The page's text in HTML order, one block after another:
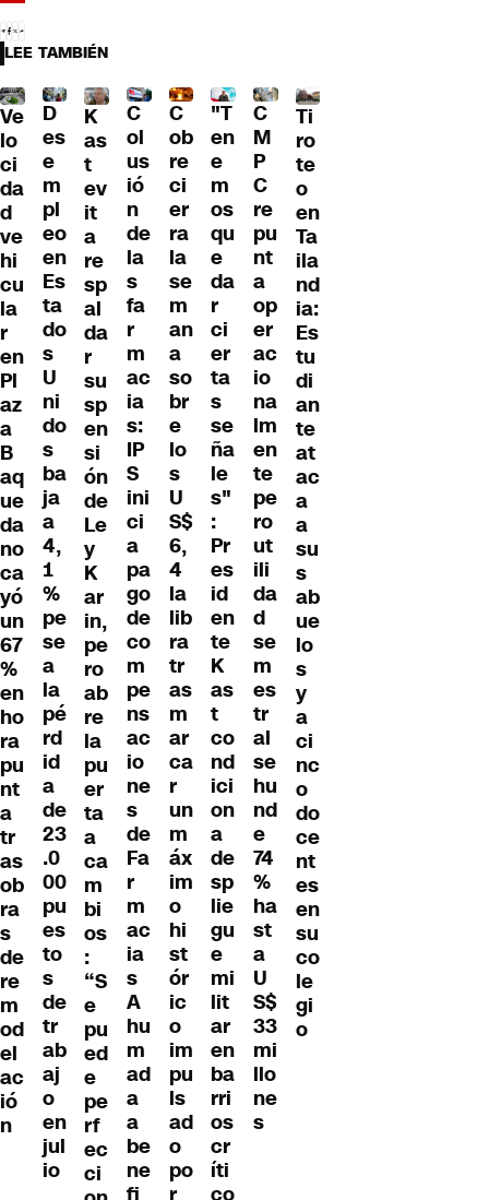
LEE TAMBIÉN
Ve
lo
ci
da
d
ve
hi
cu
la
r
en
Pl
az
a
B
aq
ue
da
no
ca
yó
un
67
%
en
ho
ra
pu
nt
a
tr
as
ob
ra
s
de
re
m
od
el
ac
ió
n
D
es
e
m
pl
eo
en
Es
ta
do
s
U
ni
do
s
ba
ja
a
4,
1
%
pe
se
a
la
pé
rd
id
a
de
23
.0
00
pu
es
to
s
de
tr
ab
aj
o
en
jul
io
K
as
t
ev
it
a
re
sp
al
da
r
su
sp
en
si
ón
de
Le
y
K
ar
in,
pe
ro
ab
re
la
pu
er
ta
a
ca
m
bi
os
:
“S
e
pu
ed
e
pe
rf
ec
ci
C
ol
us
ió
n
de
la
s
fa
r
m
ac
ia
s:
IP
S
ini
ci
a
pa
go
de
co
m
pe
ns
ac
io
ne
s
de
Fa
r
m
ac
ia
s
A
hu
m
ad
a
a
be
ne
C
ob
re
ci
er
ra
la
se
m
an
a
so
br
e
lo
s
U
S$
6,
4
la
lib
ra
tr
as
m
ar
ca
r
un
m
áx
im
o
hi
st
ór
ic
o
im
pu
ls
ad
o
po
"T
en
e
m
os
qu
e
da
r
ci
er
ta
s
se
ña
le
s"
:
Pr
es
id
en
te
K
as
t
co
nd
ici
on
a
de
sp
lie
gu
e
mi
lit
ar
en
ba
rri
os
cr
íti
C
M
P
C
re
pu
nt
a
op
er
ac
io
na
lm
en
te
pe
ro
ut
ili
da
d
se
m
es
tr
al
se
hu
nd
e
74
%
ha
st
a
U
S$
33
mi
llo
ne
s
Ti
ro
te
o
en
Ta
ila
nd
ia:
Es
tu
di
an
te
at
ac
a
a
su
s
ab
ue
lo
s
y
a
ci
nc
o
do
ce
nt
es
en
su
co
le
gi
o